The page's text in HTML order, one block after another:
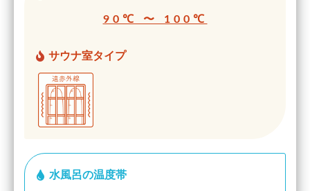
90℃ 〜 100℃
サウナ室タイプ
水風呂の温度帯